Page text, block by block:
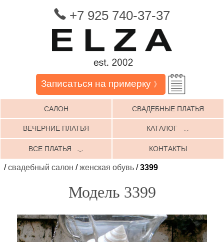
+7 925 740-37-37
Записаться на примерку 》
САЛОН СВАДЕБНЫЕ ПЛАТЬЯ
ВЕЧЕРНИЕ ПЛАТЬЯ КАТАЛОГ ﹀
ВСЕ ПЛАТЬЯ ﹀ КОНТАКТЫ
/свадебный салон /женская обувь /3399
Модель 3399